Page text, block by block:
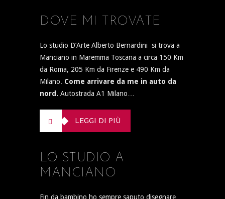
DOVE MI TROVATE
Lo studio D’Arte Alberto Bernardini si trova a
Manciano in Maremma Toscana a circa 150 Km
da Roma, 205 Km da Firenze e 490 Km da
Milano. Come arrivare da me in auto da
nord. Autostrada A1 Milano…
LEGGI DI PIÙ
LO STUDIO A
MANCIANO
Fin da bambino ho sempre saputo disegnare